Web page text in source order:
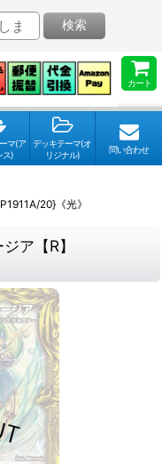
カート
検索
マ(ア
ス)
デッキテーマ(オ
リジナル)
問い合わせ
20}《光》
ア【R】